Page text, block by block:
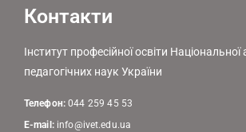
Контакти
Інститут професійної освіти Національної
педагогічних наук України
Телефон:044 259 45 53
E-mail: info@ivet.edu.ua